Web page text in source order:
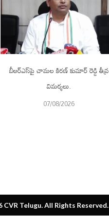
బీఆర్ఎస్‌పై చామల కిరణ్ కుమార్ రెడ్డి తీవ్ర
విమర్శలు.
07/08/2026
Telugu. All Rights Reserved.